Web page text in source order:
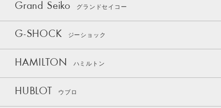
Grand Seiko グランドセイコー
G-SHOCK ジーショック
HAMILTON ハミルトン
HUBLOT ウブロ